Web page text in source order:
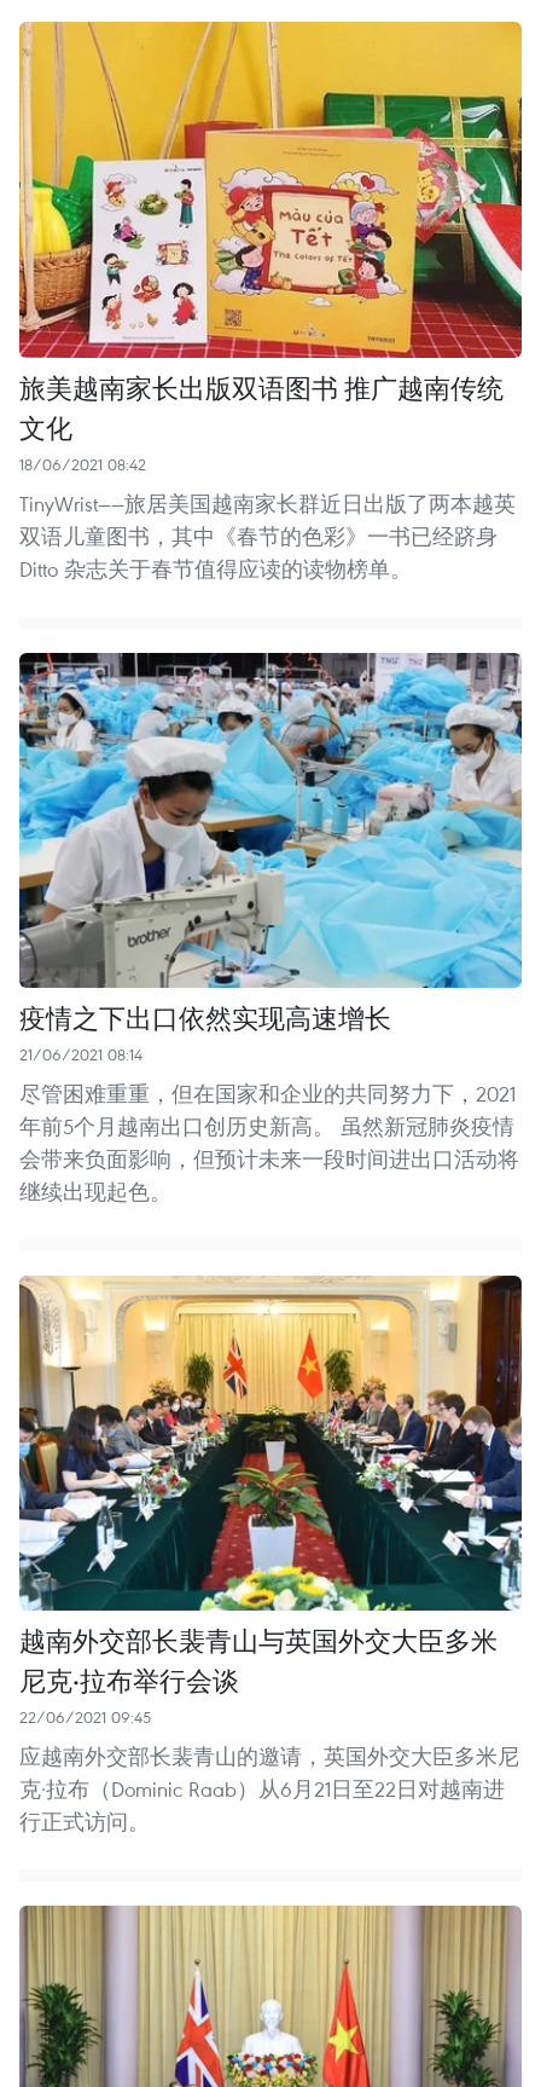
旅美越南家长出版双语图书 推广越南传统
文化
18/06/2021 08:42
TinyWrist——旅居美国越南家长群近日出版了两本越英
双语儿童图书，其中《春节的色彩》一书已经跻身
Ditto 杂志关于春节值得应读的读物榜单。
疫情之下出口依然实现高速增长
21/06/2021 08:14
尽管困难重重，但在国家和企业的共同努力下，2021
年前5个月越南出口创历史新高。 虽然新冠肺炎疫情
会带来负面影响，但预计未来一段时间进出口活动将
继续出现起色。
越南外交部长裴青山与英国外交大臣多米
尼克·拉布举行会谈
22/06/2021 09:45
应越南外交部长裴青山的邀请，英国外交大臣多米尼
克·拉布（Dominic Raab）从6月21日至22日对越南进
行正式访问。